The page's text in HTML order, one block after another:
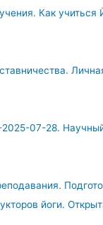
Как учиться
07-28.
йоги.